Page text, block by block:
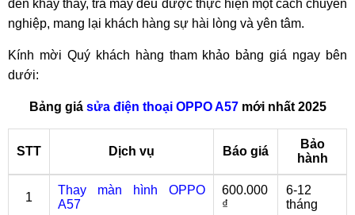
đến khây thay, trả máy đều được thực hiện một cách chuyên
nghiệp, mang lại khách hàng sự hài lòng và yên tâm.
Kính mời Quý khách hàng tham khảo bảng giá ngay bên
dưới:
Bảng giá sửa điện thoại OPPO A57mới nhất 2025
STT Dịch vụ Báo giá
Bảo
hành
1
Thay màn hình OPPO
A57
600.000
₫
6-12
tháng